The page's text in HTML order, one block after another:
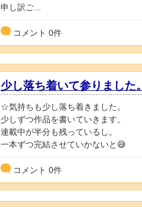
申し訳ご...
コメント 0件
少し落ち着いて参りました。
☆気持ちも少し落ち着きました。
少しずつ作品を書いていきます。
連載中が半分も残っているし。
一本ずつ完結させていかないと😅
コメント 0件